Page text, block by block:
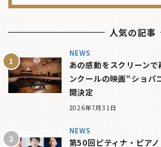
人気の記事
NEWS
あの感動をスクリーン
ンクールの映画“ショパ
開決定
2026年7月31日
NEWS
第50回ピティナ・ピアノ